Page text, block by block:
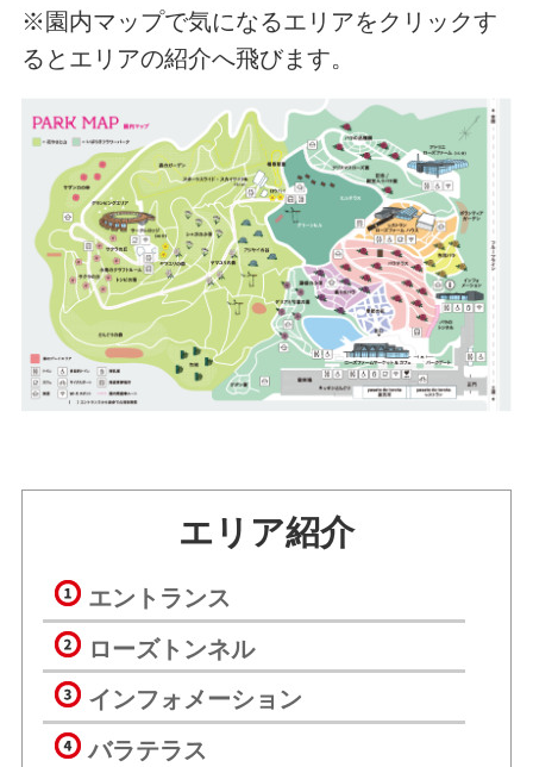
※園内マップで気になるエリアをクリックす
るとエリアの紹介へ飛びます。
エリア紹介
エントランス
ローズトンネル
インフォメーション
バラテラス